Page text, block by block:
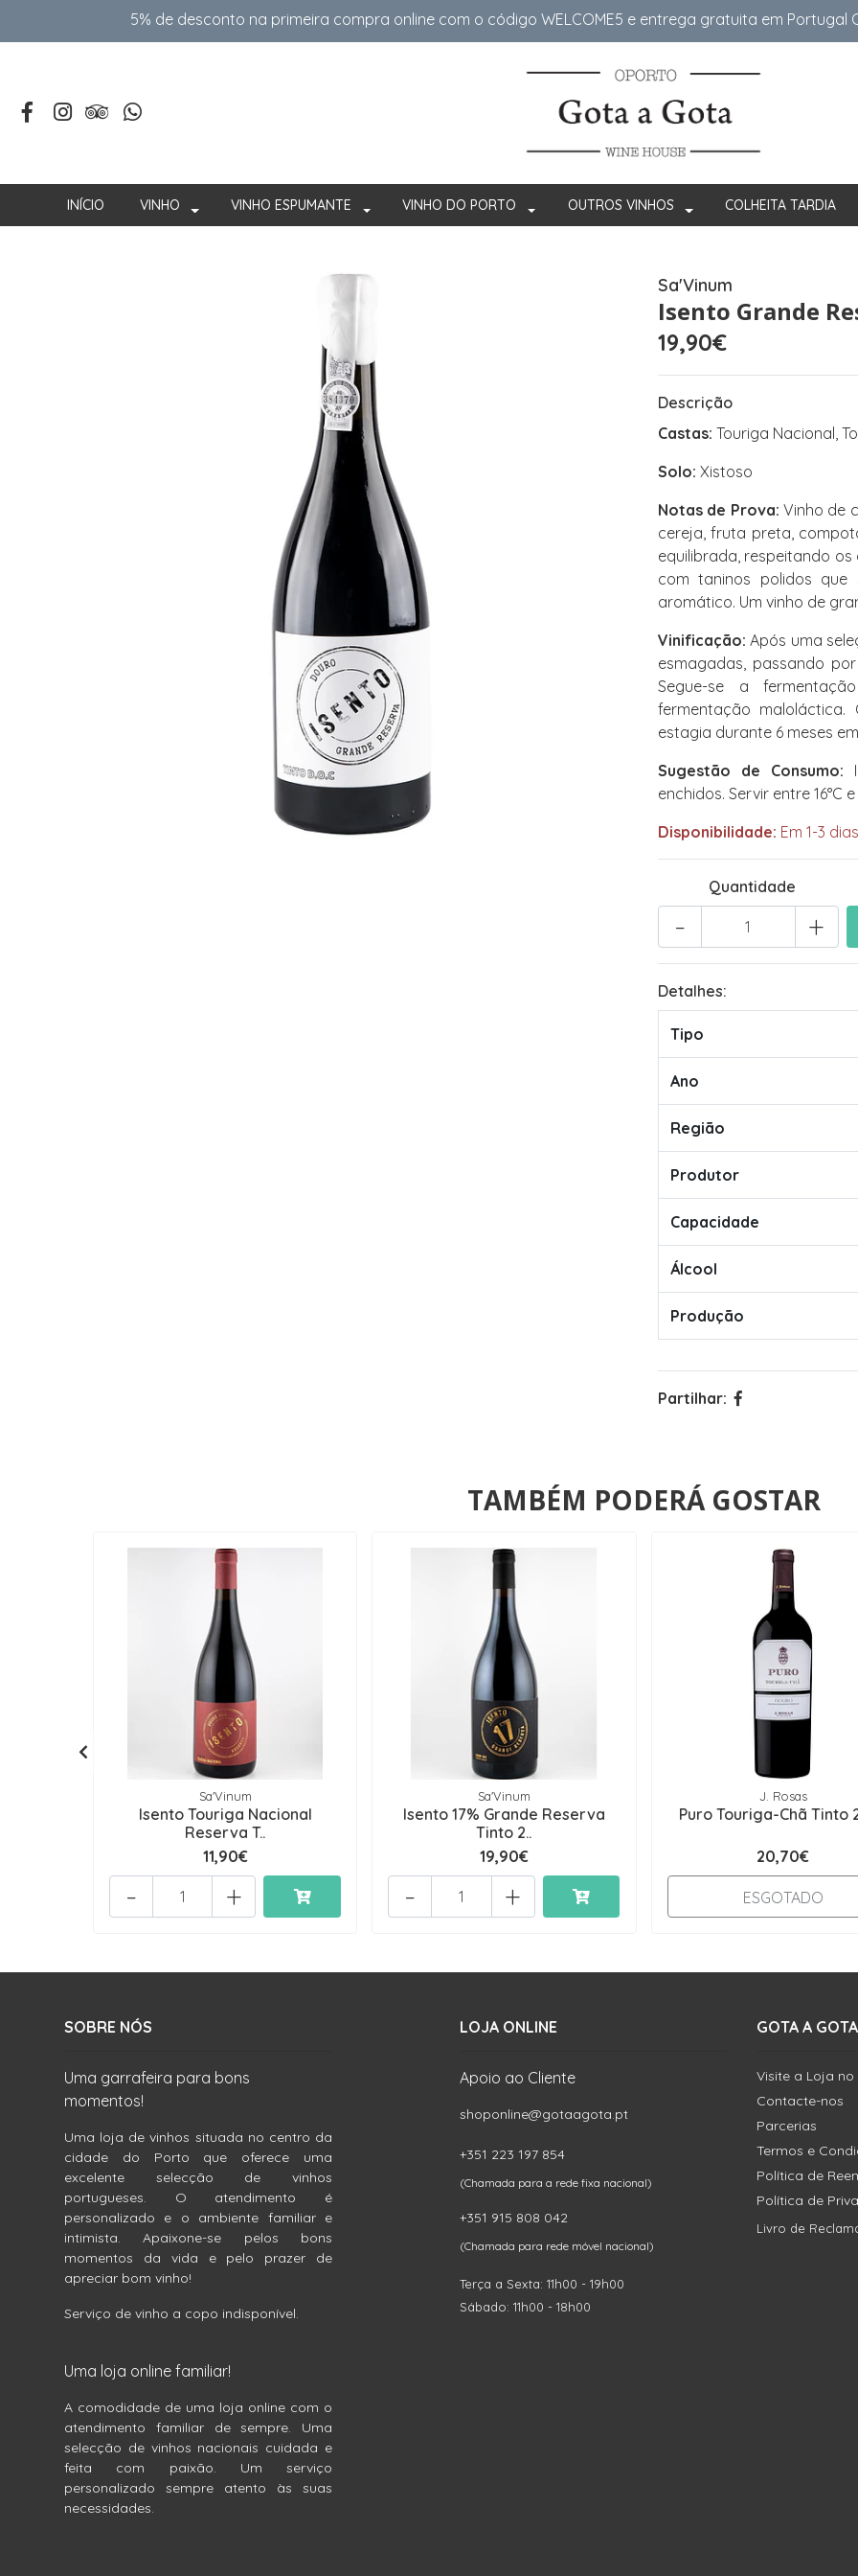
5% de desconto na primeira compra online com o código WELCOME5 e entrega gratuita em
INÍCIO VINHO VINHO ESPUMANTE VINHO DO PORTO OUTROS VINHOS COLHEITA TARDIA
Sa'Vinum
Isento Grande
19,90€
Descrição
Castas: Touriga Nacional,
Solo: Xistoso
Notas de Prova: Vinho de
cereja, fruta preta,
equilibrada, respeitando
com taninos polidos
aromático. Um vinho de
Vinificação: Após uma
esmagadas, passando
Segue-se a
fermentação
estagia durante 6 meses
Sugestão de Consumo:
enchidos. Servir entre 16°C e
Disponibilidade: Em 1-3
Quantidade
+
-
Detalhes:
Tipo
Ano
Região
Produtor
Capacidade
Álcool
Produção
Partilhar:
TAMBÉM PODERÁ GOSTAR
Sa'Vinum
Isento Touriga Nacional
Reserva T..
11,90€
+
-
Sa'Vinum
Isento 17% Grande Reserva
Tinto 2..
19,90€
+
-
J. Rosas
Puro Touriga-Chã Tinto
20,70€
ESGOTADO
SOBRE NÓS
Uma garrafeira para bons
momentos!
Uma loja de vinhos situada no centro da
cidade do Porto que oferece uma
excelente selecção de vinhos
portugueses. O atendimento é
personalizado e o ambiente familiar e
intimista. Apaixone-se pelos bons
momentos da vida e pelo prazer de
apreciar bom vinho!
Serviço de vinho a copo indisponível.
Uma loja online familiar!
A comodidade de uma loja online com o
atendimento familiar de sempre. Uma
selecção de vinhos nacionais cuidada e
feita com paixão. Um serviço
personalizado sempre atento às suas
necessidades.
LOJA ONLINE
Apoio ao Cliente
shoponline@gotaagota.pt
+351 223 197 854
(Chamada para a rede fixa nacional)
+351 915 808 042
(Chamada para rede móvel nacional)
Terça a Sexta: 11h00 - 19h00
Sábado: 11h00 - 18h00
GOTA A
Visite a Loja
Contacte-nos
Parcerias
Termos e
Política de
Política de
Livro de